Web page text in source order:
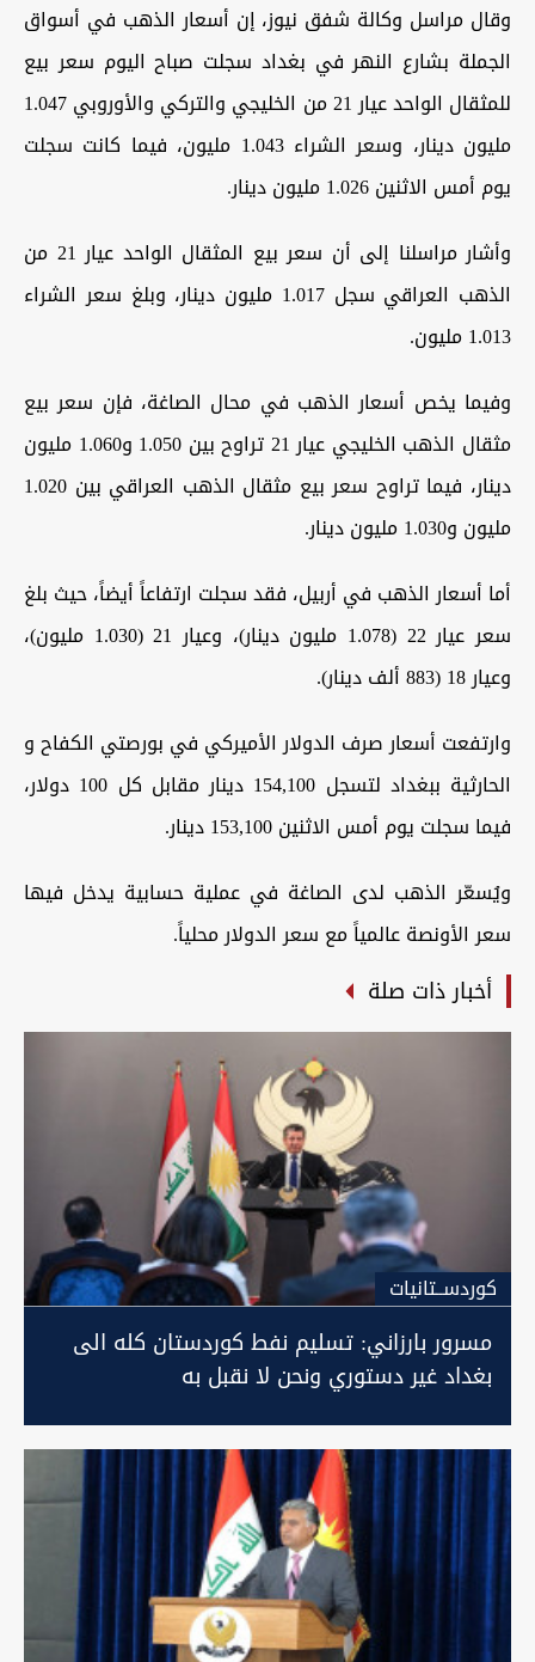
وقال مراسل وكالة شفق نيوز، إن أسعار الذهب في أسواق
الجملة بشارع النهر في بغداد سجلت صباح اليوم سعر بيع
للمثقال الواحد عيار 21 من الخليجي والتركي والأوروبي 1.047
مليون دينار، وسعر الشراء 1.043 مليون، فيما كانت سجلت
يوم أمس الاثنين 1.026 مليون دينار.
وأشار مراسلنا إلى أن سعر بيع المثقال الواحد عيار 21 من
الذهب العراقي سجل 1.017 مليون دينار، وبلغ سعر الشراء
1.013 مليون.
وفيما يخص أسعار الذهب في محال الصاغة، فإن سعر بيع
مثقال الذهب الخليجي عيار 21 تراوح بين 1.050 و1.060 مليون
دينار، فيما تراوح سعر بيع مثقال الذهب العراقي بين 1.020
مليون و1.030 مليون دينار.
أما أسعار الذهب في أربيل، فقد سجلت ارتفاعاً أيضاً، حيث بلغ
سعر عيار 22 (1.078 مليون دينار)، وعيار 21 (1.030 مليون)،
وعيار 18 (883 ألف دينار).
وارتفعت أسعار صرف الدولار الأميركي في بورصتي الكفاح و
الحارثية ببغداد لتسجل 154,100 دينار مقابل كل 100 دولار،
فيما سجلت يوم أمس الاثنين 153,100 دينار.
ويُسعّر الذهب لدى الصاغة في عملية حسابية يدخل فيها
سعر الأونصة عالمياً مع سعر الدولار محلياً.
أخبار ذات صلة
كوردســتانيات
مسرور بارزاني: تسليم نفط كوردستان كله الى
بغداد غير دستوري ونحن لا نقبل به